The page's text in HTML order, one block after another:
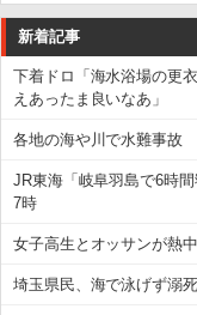
新着記事
下着ドロ「海水浴場の更
えあったま良いなあ」
各地の海や川で水難事故
JR東海「岐阜羽島で6時
7時
女子高生とオッサンが熱
埼玉県民、海で泳げず溺死